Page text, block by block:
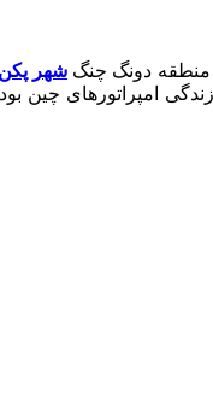
منطقه دونگ چنگ شهر پکن
چین بوده